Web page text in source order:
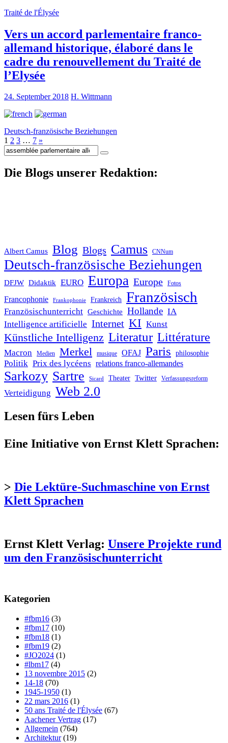
Traité de l'Élysée
Vers un accord parlementaire franco-
allemand historique, élaboré dans le
cadre du renouvellement du Traité de
l’Elysée
24. September 2018 H. Wittmann
Deutsch-französische Beziehungen
1 2 3 … 7 »
Suche
nach:
Die Blogs unserer Redaktion:
Albert Camus Blog Blogs Camus CNNum
Deutsch-französische Beziehungen
DFJW Didaktik EURO Europa Europe Fotos
Francophonie Frankophonie Frankreich Französisch
Französischunterricht Geschichte Hollande IA
Intelligence artificielle Internet KI Kunst
Künstliche Intelligenz Literatur Littérature
Macron Medien Merkel musique OFAJ Paris philosophie
Politik Prix des lycéens relations franco-allemandes
Sarkozy Sartre Sicard Theater Twitter Verfassungsreform
Verteidigung Web 2.0
Lesen fürs Leben
Eine Initiative von Ernst Klett Sprachen:
> Die Lektüre-Suchmaschine von Ernst
Klett Sprachen
Ernst Klett Verlag: Unsere Projekte rund
um den Französischunterricht
Kategorien
#fbm16 (3)
#fbm17 (10)
#fbm18 (1)
#fbm19 (2)
#JO2024 (1)
#lbm17 (4)
13 novembre 2015 (2)
14-18 (70)
1945-1950 (1)
22 mars 2016 (1)
50 ans Traité de l'Élysée (67)
Aachener Vertrag (17)
Allgemein (764)
Architektur(19)